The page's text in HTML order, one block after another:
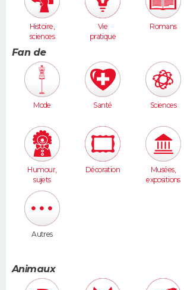
Histoire,
sciences
humaines
Vie
pratique
Romans
Fan de
Mode Santé Sciences
Humour,
sujets
insolites
Décoration
Musées,
expositions
Autres
Animaux